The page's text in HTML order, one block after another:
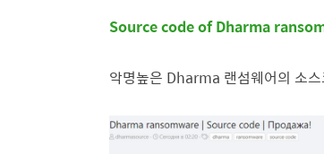
Source code of Dharma
악명높은 Dharma 랜섬웨어의 소